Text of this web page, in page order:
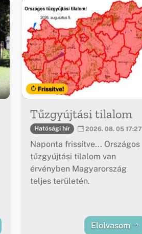
Frissítve!
Tűzgyújtási tilalom
Hatósági hír 2026. 08. 05 17:27
Naponta frissítve... Országos
tűzgyújtási tilalom van
érvényben Magyarország
teljes területén.
Elolvasom